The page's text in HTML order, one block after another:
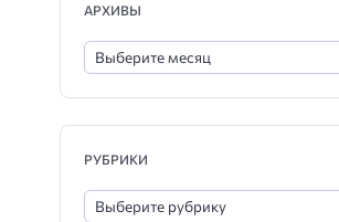
АРХИВЫ
РУБРИКИ